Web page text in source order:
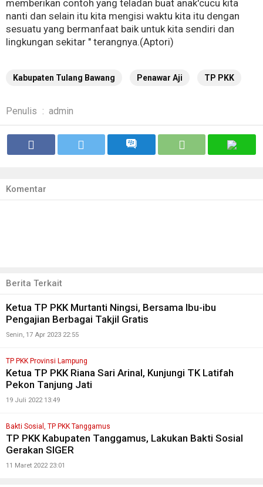
memberikan contoh yang teladan buat anak'cucu kita
nanti dan selain itu kita mengisi waktu kita itu dengan
sesuatu yang bermanfaat baik untuk kita sendiri dan
lingkungan sekitar " terangnya.(Aptori)
Kabupaten Tulang Bawang Penawar Aji TP PKK
Penulis : admin
Komentar
Berita Terkait
Ketua TP PKK Murtanti Ningsi, Bersama Ibu-ibu
Pengajian Berbagai Takjil Gratis
Senin, 17 Apr 2023 22:55
TP PKK Provinsi Lampung
Ketua TP PKK Riana Sari Arinal, Kunjungi TK Latifah
Pekon Tanjung Jati
19 Juli 2022 13:49
Bakti Sosial, TP PKK Tanggamus
TP PKK Kabupaten Tanggamus, Lakukan Bakti Sosial
Gerakan SIGER
11 Maret 2022 23:01